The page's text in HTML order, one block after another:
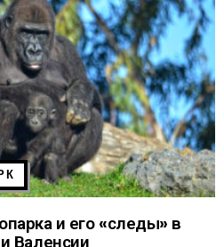
и его «следы» в